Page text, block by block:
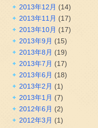
2013年12月 (14)
2013年11月 (17)
2013年10月 (17)
2013年9月 (15)
2013年8月 (19)
2013年7月 (17)
2013年6月 (18)
2013年2月 (1)
2013年1月 (7)
2012年6月 (2)
2012年3月 (1)